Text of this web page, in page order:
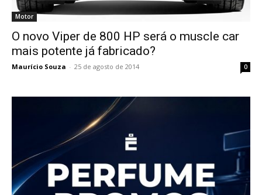
Motor
O novo Viper de 800 HP será o muscle car
mais potente já fabricado?
Maurício Souza - 25 de agosto de 2014 0